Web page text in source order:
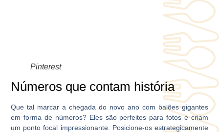
Pinterest
Números que contam história
Que tal marcar a chegada do novo ano com balões gigantes
em forma de números? Eles são perfeitos para fotos e criam
um ponto focal impressionante. Posicione-os estrategicamente